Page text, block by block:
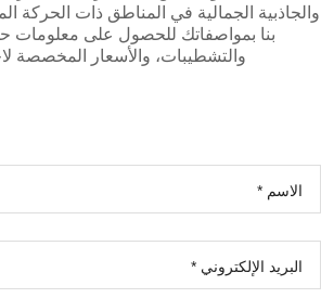
والجاذبية الجمالية في المناطق ذات الحركة
بنا بمواصفاتك للحصول على معلومات
والتشطيبات، والأسعار المخصصة
الاسم *
البريد الإلكتروني *